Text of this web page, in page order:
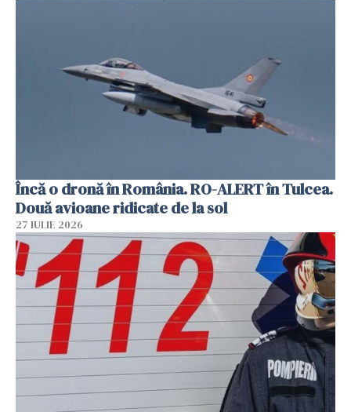
Încă o dronă în România. RO-ALERT în Tulcea.
Două avioane ridicate de la sol
27 IULIE 2026